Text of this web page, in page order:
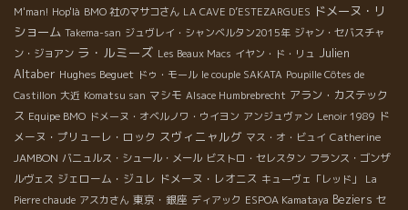
M'man! Hop'là BMO 社のマサコさん LA CAVE D’ESTEZARGUES ドメーヌ・リ
ショーム Takema-san ジュヴレイ・シャンベルタン2015年 ジャン・セバスチャ
ン・ジョアン ラ・ルミーズ Les Beaux Macs イヤン・ド・リュ Julien
Altaber Hughes Beguet ドゥ・モール le couple SAKATA Poupille Côtes de
Castillon 大近 Komatsu san マシモ Alsace Humbrebrecht アラン・カステック
ス Equipe BMO ドメーヌ・オベルノワ・ウイヨン アンジュヴァン Lenoir 1989 ド
メーヌ・プリューレ・ロック スヴィニャルグ マス・オ・ビュイ Catherine
JAMBON バニュルス・シュール・メール ビストロ・セレスタン フランス・ゴンザ
ルヴェス ジェローム・ジュレ ドメーヌ・レオニス キューヴェ「レッド」
La
Pierre chaude アスカさん 東京・銀座 ディアック ESPOA Kamataya Beziers セ